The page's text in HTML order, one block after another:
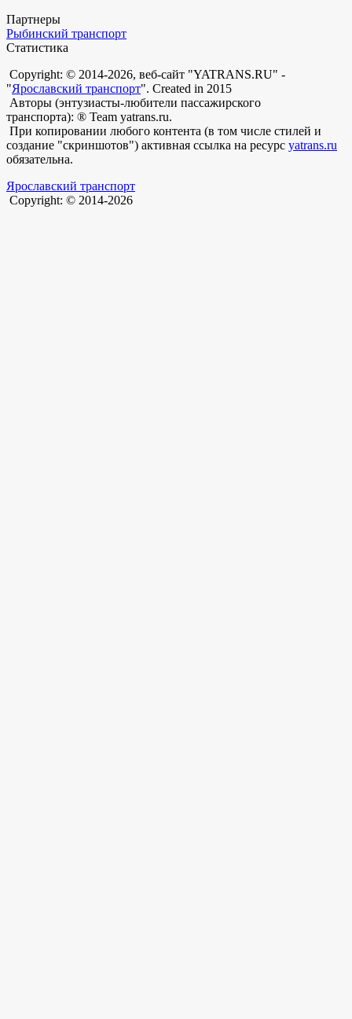
Партнеры
Рыбинский транспорт
Статистика
Copyright: © 2014-2026, веб-сайт "YATRANS.RU" -
"Ярославский транспорт". Created in 2015
Авторы (энтузиасты-любители пассажирского
транспорта): ® Team yatrans.ru.
При копировании любого контента (в том числе стилей и
создание "скриншотов") активная ссылка на ресурс yatrans.ru
обязательна.
Ярославский транспорт
Copyright: © 2014-2026